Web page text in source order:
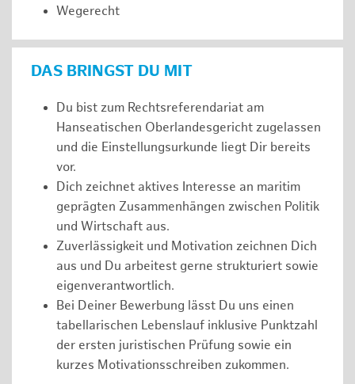
Wegerecht
DAS BRINGST DU MIT
Du bist zum Rechtsreferendariat am
Hanseatischen Oberlandesgericht zugelassen
und die Einstellungsurkunde liegt Dir bereits
vor.
Dich zeichnet aktives Interesse an maritim
geprägten Zusammenhängen zwischen Politik
und Wirtschaft aus.
Zuverlässigkeit und Motivation zeichnen Dich
aus und Du arbeitest gerne strukturiert sowie
eigenverantwortlich.
Bei Deiner Bewerbung lässt Du uns einen
tabellarischen Lebenslauf inklusive Punktzahl
der ersten juristischen Prüfung sowie ein
kurzes Motivationsschreiben zukommen.